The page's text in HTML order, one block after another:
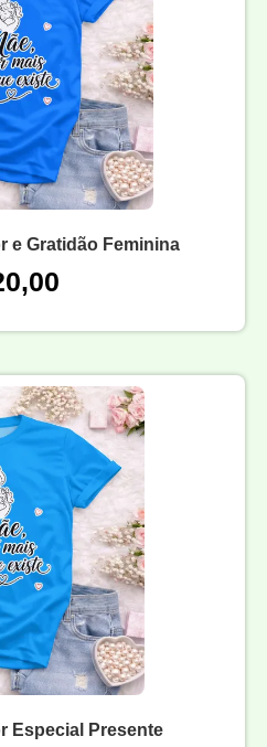
e Gratidão Feminina
Especial Presente